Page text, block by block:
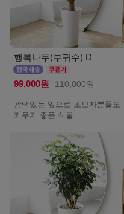
행복나무(부귀수) D
99,000원 110,000원
광택있는 잎으로 초보자분들도
키우기 좋은 식물